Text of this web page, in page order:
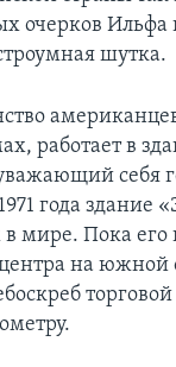
очерков
шутка.
работает в
себя
года
мире. Пока его
на